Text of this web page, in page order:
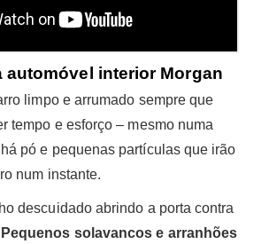
automóvel interior Morgan
limpo e arrumado sempre que
tempo e esforço – mesmo numa
pó e pequenas partículas que irão
num instante.
descuidado abrindo a porta contra
Pequenos solavancos e arranhões